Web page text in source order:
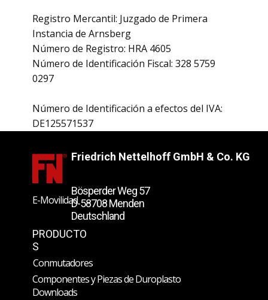
​Registro Mercantil: Juzgado de Primera
Instancia de Arnsberg
​Número de Registro: HRA 4605
​Número de Identificación Fiscal: 328 5759
0297
Número de Identificación a efectos del IVA:
DE125571537
Friedrich Nettelhoff GmbH & Co. KG
PRODUCTO
S
Bösperder Weg 57
D-58708 Menden
Deutschland
Conmutadores
Componentes y Piezas de Duroplasto
E-Movilidad
Downloads